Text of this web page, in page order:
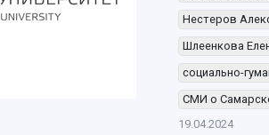
Нестеров
Шлеенкова
социально-
СМИ о
19.04.2024